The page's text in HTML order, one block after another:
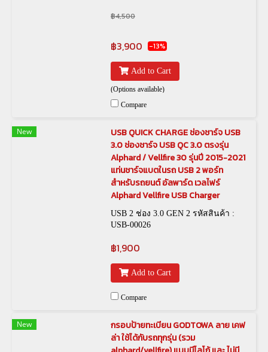
รหัสสินค้า 0019-337
฿4,500
฿3,900 -13%
Add to Cart
(Options available)
Compare
New
USB QUICK CHARGE ช่องชาร์จ USB
3.0 ช่องชาร์จ USB QC 3.0 ตรงรุ่น
Alphard / Vellfire 30 รุ่นปี 2015-2021
แท่นชาร์จแบตในรถ USB 2 พอร์ท
สำหรับรถยนต์ อัลพาร์ด เวลไฟร์
Alphard Vellfire USB Charger
USB 2 ช่อง 3.0 GEN 2 รหัสสินค้า :
USB-00026
฿1,900
Add to Cart
Compare
New
กรอบป้ายทะเบียน GODTOWA ลาย เคฟ
ล่า ใช้ได้กับรถทุกรุ่น (รวม